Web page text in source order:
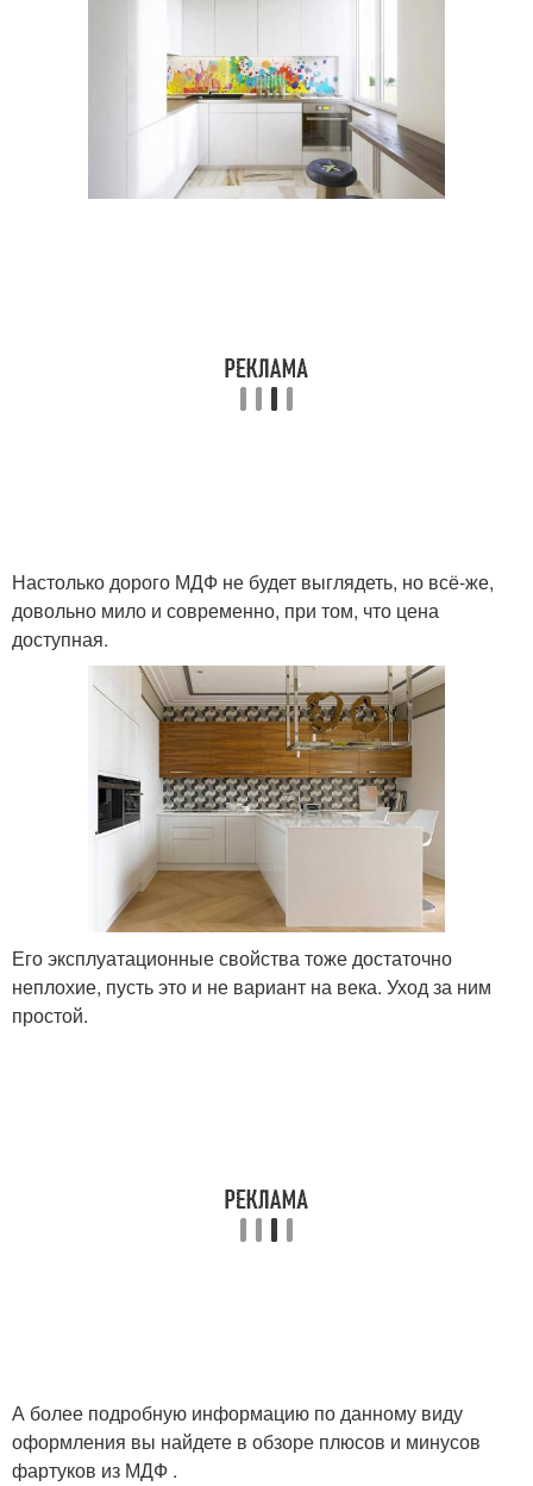
Настолько дорого МДФ не будет выглядеть, но всё-же,
довольно мило и современно, при том, что цена
доступная.
Его эксплуатационные свойства тоже достаточно
неплохие, пусть это и не вариант на века. Уход за ним
простой.
А более подробную информацию по данному виду
оформления вы найдете в обзоре плюсов и минусов
фартуков из МДФ .